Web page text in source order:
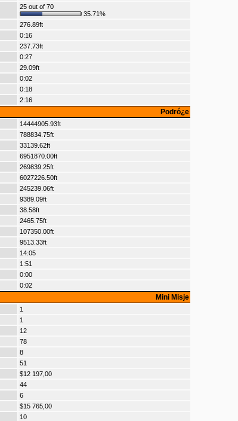
25 out of 70
35.71%
276.89ft
0:16
237.73ft
0:27
29.09ft
0:02
0:18
2:16
Podró¿e
14444905.93ft
788834.75ft
33139.62ft
6951870.00ft
269839.25ft
6027226.50ft
245239.06ft
9389.09ft
38.58ft
2465.75ft
107350.00ft
9513.33ft
14:05
1:51
0:00
0:02
Mini Misje
1
1
12
78
8
51
$12 197,00
44
6
$15 765,00
10